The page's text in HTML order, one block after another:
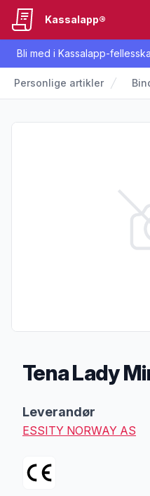
Bli med i Kassalapp-
Kassalapp®
Personlige artikler
Tena Lady
Leverandør
ESSITY NORWAY AS